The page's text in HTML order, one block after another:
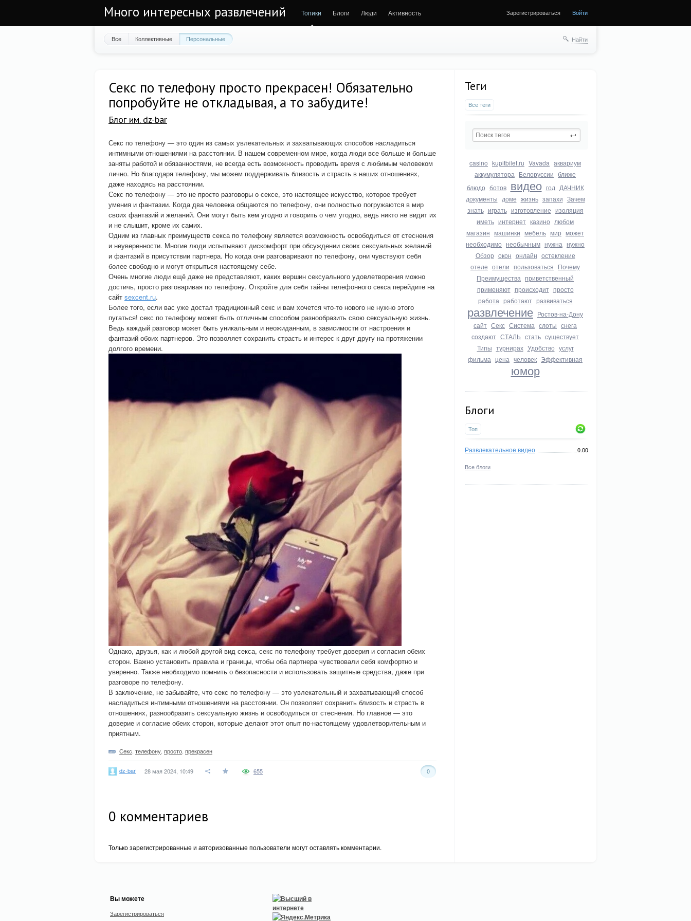
Много интересных развлечений Топики Блоги Люди Активность Зарегистрироваться Войти
Все Коллективные Персональные Найти
Теги
Все теги
casino kupitbilet.ru Vavada аквариум
аккумулятора Белоруссии ближе
блюдо ботов видео год ДАЧНИК
документы доме жизнь запахи Зачем
знать играть изготовление изоляция
иметь интернет казино любом
магазин машинки мебель мир может
необходимо необычным нужна нужно
Обзор окон онлайн остекление
отеле отели пользоваться Почему
Преимущества приветственный
применяют происходит просто
работа работают развиваться
развлечение Ростов-на-Дону
сайт Секс Система слоты снега
создают СТАЛЬ стать существует
Типы турнирах Удобство услуг
фильма цена человек Эффективная
юмор
Блоги
Топ
Развлекательное видео 0.00
Все блоги
Секс по телефону просто прекрасен! Обязательно
попробуйте не откладывая, а то забудите!
Блог им. dz-bar
Секс по телефону — это один из самых увлекательных и захватывающих способов насладиться
интимными отношениями на расстоянии. В нашем современном мире, когда люди все больше и больше
заняты работой и обязанностями, не всегда есть возможность проводить время с любимым человеком
лично. Но благодаря телефону, мы можем поддерживать близость и страсть в наших отношениях,
даже находясь на расстоянии.
Секс по телефону — это не просто разговоры о сексе, это настоящее искусство, которое требует
умения и фантазии. Когда два человека общаются по телефону, они полностью погружаются в мир
своих фантазий и желаний. Они могут быть кем угодно и говорить о чем угодно, ведь никто не видит их
и не слышит, кроме их самих.
Одним из главных преимуществ секса по телефону является возможность освободиться от стеснения
и неуверенности. Многие люди испытывают дискомфорт при обсуждении своих сексуальных желаний
и фантазий в присутствии партнера. Но когда они разговаривают по телефону, они чувствуют себя
более свободно и могут открыться настоящему себе.
Очень многие люди ещё даже не представляют, каких вершин сексуального удовлетворения можно
достичь, просто разговаривая по телефону. Откройте для себя тайны телефонного секса перейдите на
сайт sexcent.ru.
Более того, если вас уже достал традиционный секс и вам хочется что-то нового не нужно этого
пугаться! секс по телефону может быть отличным способом разнообразить свою сексуальную жизнь.
Ведь каждый разговор может быть уникальным и неожиданным, в зависимости от настроения и
фантазий обоих партнеров. Это позволяет сохранить страсть и интерес к друг другу на протяжении
долгого времени.
Однако, друзья, как и любой другой вид секса, секс по телефону требует доверия и согласия обеих
сторон. Важно установить правила и границы, чтобы оба партнера чувствовали себя комфортно и
уверенно. Также необходимо помнить о безопасности и использовать защитные средства, даже при
разговоре по телефону.
В заключение, не забывайте, что секс по телефону — это увлекательный и захватывающий способ
насладиться интимными отношениями на расстоянии. Он позволяет сохранить близость и страсть в
отношениях, разнообразить сексуальную жизнь и освободиться от стеснения. Но главное — это
доверие и согласие обеих сторон, которые делают этот опыт по-настоящему удовлетворительным и
приятным.
Секс телефону просто прекрасен
dz-bar 28 мая 2024, 10:49 0
655
0 комментариев
Только зарегистрированные и авторизованные пользователи могут оставлять комментарии.
Вы можете
Зарегистрироваться